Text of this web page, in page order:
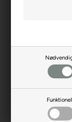
GRANEYE
ejer GRANEYE